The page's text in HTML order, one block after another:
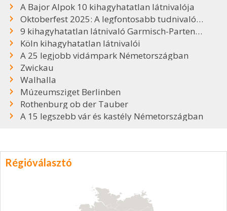
A Bajor Alpok 10 kihagyhatatlan látnivalója
Oktoberfest 2025: A legfontosabb tudnivalók, sörök, árak
9 kihagyhatatlan látnivaló Garmisch-Partenkirchenben
Köln kihagyhatatlan látnivalói
A 25 legjobb vidámpark Németországban
Zwickau
Walhalla
Múzeumsziget Berlinben
Rothenburg ob der Tauber
A 15 legszebb vár és kastély Németországban
Régióválasztó